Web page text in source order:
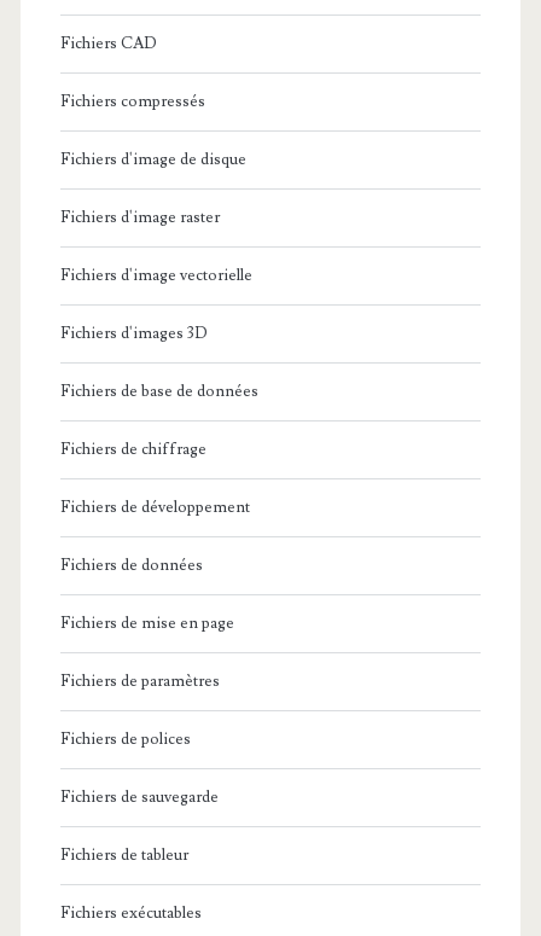
Fichiers CAD
Fichiers compressés
Fichiers d'image de disque
Fichiers d'image raster
Fichiers d'image vectorielle
Fichiers d'images 3D
Fichiers de base de données
Fichiers de chiffrage
Fichiers de développement
Fichiers de données
Fichiers de mise en page
Fichiers de paramètres
Fichiers de polices
Fichiers de sauvegarde
Fichiers de tableur
Fichiers exécutables